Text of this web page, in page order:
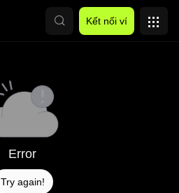
Kết nối ví
Error
Try again!